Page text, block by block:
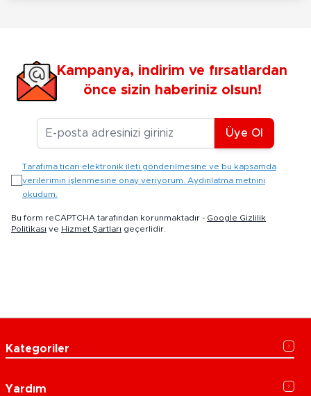
Kampanya, indirim ve fırsatlardan
önce sizin haberiniz olsun!
E-posta Adresiniz
Üye Ol
Tarafıma ticari elektronik ileti gönderilmesine ve bu kapsamda
verilerimin işlenmesine onay veriyorum. Aydınlatma metnini
okudum.
Bu form reCAPTCHA tarafından korunmaktadır - Google Gizlilik
Politikası ve Hizmet Şartları geçerlidir.
Kategoriler
Yardım